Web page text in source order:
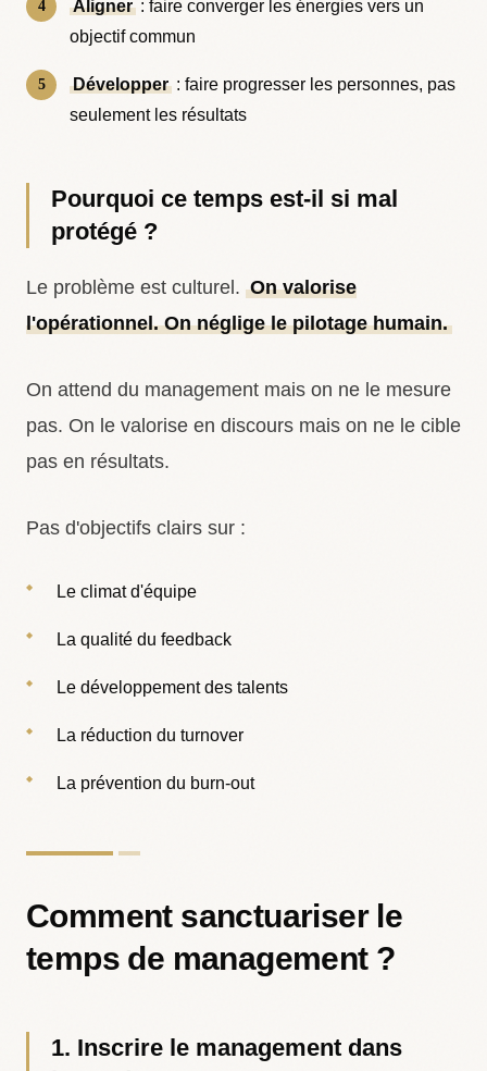
Aligner : faire converger les énergies vers un
objectif commun
Développer : faire progresser les personnes, pas
seulement les résultats
Pourquoi ce temps est-il si mal
protégé ?
Le problème est culturel. On valorise
l'opérationnel. On néglige le pilotage humain.
On attend du management mais on ne le mesure
pas. On le valorise en discours mais on ne le cible
pas en résultats.
Pas d'objectifs clairs sur :
Le climat d'équipe
La qualité du feedback
Le développement des talents
La réduction du turnover
La prévention du burn-out
Comment sanctuariser le
temps de management ?
1. Inscrire le management dans